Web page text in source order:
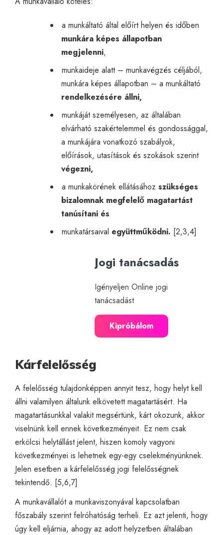
a munkáltató által előírt helyen és időben
munkára képes állapotban
megjelenni,
munkaideje alatt – munkavégzés céljából,
munkára képes állapotban – a munkáltató
rendelkezésére állni,
munkáját személyesen, az általában
elvárható szakértelemmel és gondossággal,
a munkájára vonatkozó szabályok,
előírások, utasítások és szokások szerint
végezni,
a munkakörének ellátásához szükséges
bizalomnak megfelelő magatartást
tanúsítani és
munkatársaival együttműködni. [2,3,4]
Jogi tanácsadás
Igényeljen Online jogi
tanácsadást
Kipróbálom
Kárfelelősség
A felelősség tulajdonképpen annyit tesz, hogy helyt kell
állni valamilyen általunk elkövetett magatartásért. Ha
magatartásunkkal valakit megsértünk, kárt okozunk, akkor
viselnünk kell ennek következményeit. Ez nem csak
erkölcsi helytállást jelent, hiszen komoly vagyoni
következményei is lehetnek egy-egy cselekményünknek.
Jelen esetben a kárfelelősség jogi felelősségnek
tekintendő. [5,6,7]
A munkavállalót a munkaviszonyával kapcsolatban
főszabály szerint felróhatóság terheli. Ez azt jelenti, hogy
úgy kell eljárnia, ahogy az adott helyzetben általában